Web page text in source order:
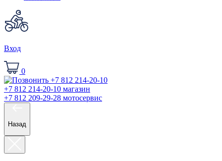
Вход
0
+7 812 214-20-10 магазин
+7 812 209-29-28 мотосервис
Назад